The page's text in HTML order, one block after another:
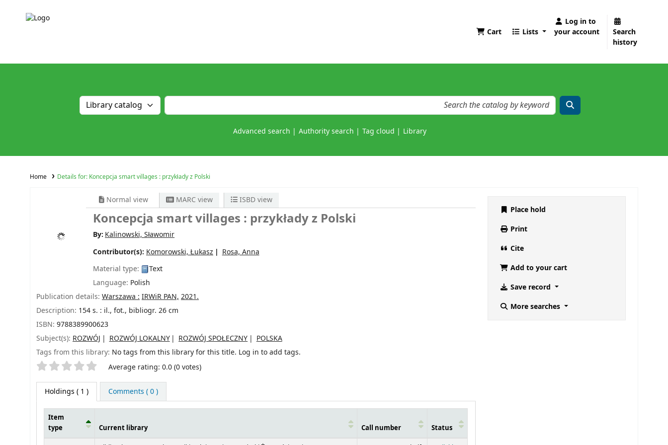
Cart Lists
Log in to
your account
Search
history
Advanced search Authority search Tag cloud Library
Home Details for: Koncepcja smart villages : przykłady z Polski
Normal view MARC view ISBD view
Koncepcja smart villages : przykłady z Polski
By:Kalinowski, Sławomir
Contributor(s): Komorowski, Łukasz
Rosa, Anna
Material type:
Text
Language: Polish
Publication details: Warszawa : IRWiR PAN, 2021.
Description: 154 s. : il., fot., bibliogr. 26 cm
ISBN: 9788389900623
Subject(s): ROZWÓJ ROZWÓJ LOKALNY ROZWÓJ SPOŁECZNY
POLSKA
Tags from this library: No tags from this library for this title. Log in to add tags.
Star ratings Average rating: 0.0 (0 votes)
Holdings ( 1 ) Comments ( 0 )
Item
type
Current library Call number Status
Place hold
Print
Cite
Add to your cart
Save record
More searches